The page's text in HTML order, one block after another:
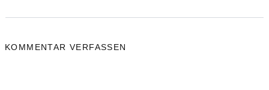
KOMMENTAR VERFASSEN